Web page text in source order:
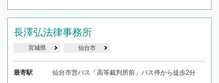
長澤弘法律事務所
宮城県 仙台市
最寄駅 仙台市営バス「高等裁判所前」バス停から徒歩2分